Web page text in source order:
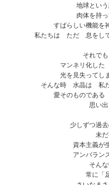
地球という
肉体を持
すばらしい機能を
私たちは ただ 息をして
それで
マンネリ化した
光を見失ってし
そんな時 水晶は 私た
愛そのものである
思い
少しずつ過
未だ
資本主義が
アンバラン
そん
常に「